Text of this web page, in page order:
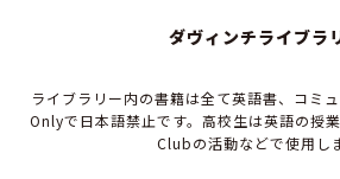
ダヴィンチライブラ
ライブラリー内の書籍は全て英語書、コミ
Onlyで日本語禁止です。高校生は英語の授
Clubの活動などで使用しま